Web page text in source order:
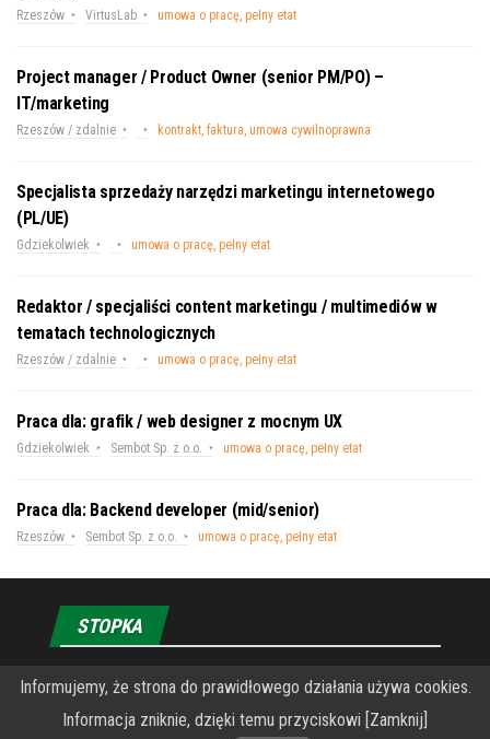
Rzeszów VirtusLab umowa o pracę, pełny etat
Project manager / Product Owner (senior PM/PO) –
IT/marketing
Rzeszów / zdalnie kontrakt, faktura, umowa cywilnoprawna
Specjalista sprzedaży narzędzi marketingu internetowego
(PL/UE)
Gdziekolwiek umowa o pracę, pełny etat
Redaktor / specjaliści content marketingu / multimediów w
tematach technologicznych
Rzeszów / zdalnie umowa o pracę, pełny etat
Praca dla: grafik / web designer z mocnym UX
Gdziekolwiek Sembot Sp. z o.o. umowa o pracę, pełny etat
Praca dla: Backend developer (mid/senior)
Rzeszów Sembot Sp. z o.o. umowa o pracę, pełny etat
STOPKA
O Fundacji PRZEkarpacie
Wykonanie portalu – specjaliści stron www WordPress
Informujemy, że strona do prawidłowego działania używa cookies.
Informacja zniknie, dzięki temu przyciskowi [Zamknij]